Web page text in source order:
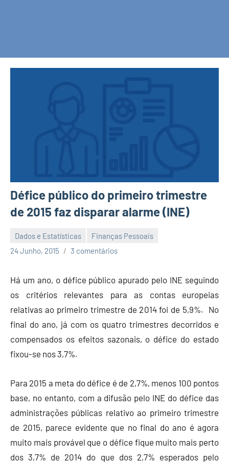
Défice público do primeiro trimestre
de 2015 faz disparar alarme (INE)
Dados e Estatísticas
Finanças Pessoais
24 Junho, 2015
Economia
Finanças
3 comentários
Há um ano, o défice público apurado pelo INE seguindo
os critérios relevantes para as contas europeias
relativas ao primeiro trimestre de 2014 foi de 5,9%. No
final do ano, já com os quatro trimestres decorridos e
compensados os efeitos sazonais, o défice do estado
fixou-se nos 3,7%.
Para 2015 a meta do défice é de 2,7%, menos 100 pontos
base, no entanto, com a difusão pelo INE do défice das
administrações públicas relativo ao primeiro trimestre
de 2015, parece evidente que no final do ano é agora
muito mais provável que o défice fique muito mais perto
dos 3,7% de 2014 do que dos 2,7% esperados pelo